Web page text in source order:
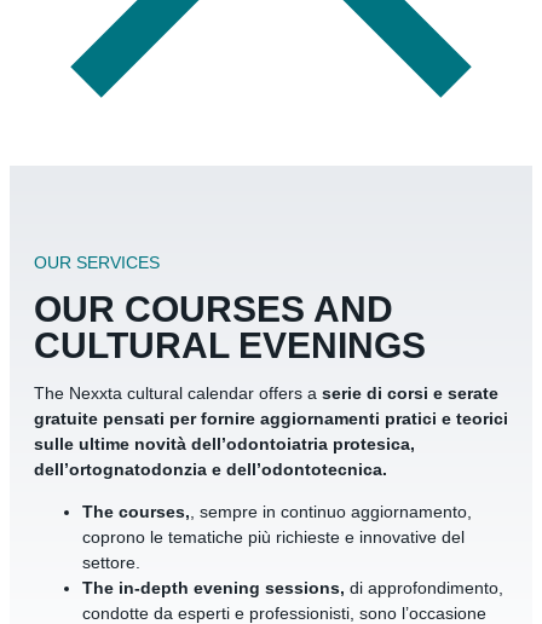
OUR SERVICES
OUR COURSES AND
CULTURAL EVENINGS
The Nexxta cultural calendar offers a serie di corsi e serate
gratuite pensati per fornire aggiornamenti pratici e teorici
sulle ultime novità dell’odontoiatria protesica,
dell’ortognatodonzia e dell’odontotecnica.
The courses, , sempre in continuo aggiornamento,
coprono le tematiche più richieste e innovative del
settore.
The in‑depth evening sessions, di approfondimento,
condotte da esperti e professionisti, sono l’occasione